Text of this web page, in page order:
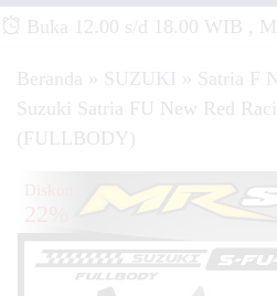
Buka 12.00 s/d 18.00 WIB ,
Beranda » SUZUKI » Satria F
Suzuki Satria FU New Red
(FULLBODY)